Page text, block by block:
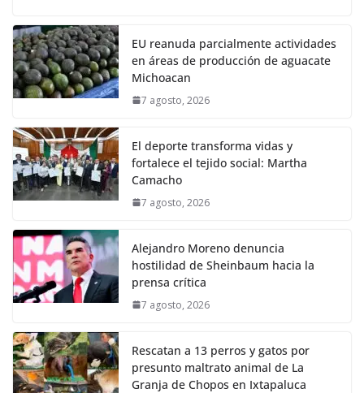
EU reanuda parcialmente actividades
en áreas de producción de aguacate
Michoacan
7 agosto, 2026
El deporte transforma vidas y
fortalece el tejido social: Martha
Camacho
7 agosto, 2026
Alejandro Moreno denuncia
hostilidad de Sheinbaum hacia la
prensa crítica
7 agosto, 2026
Rescatan a 13 perros y gatos por
presunto maltrato animal de La
Granja de Chopos en Ixtapaluca